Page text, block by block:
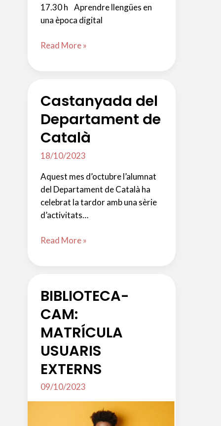
17.30 h Aprendre llengües en
una època digital
Xerrada
Read More »
Castanyada del
Departament de
Català
18/10/2023
Aquest mes d’octubre l’alumnat
del Departament de Català ha
celebrat la tardor amb una sèrie
d’activitats…
Castanyada
Català
Read More »
BIBLIOTECA-
CAM:
MATRÍCULA
USUARIS
EXTERNS
09/10/2023